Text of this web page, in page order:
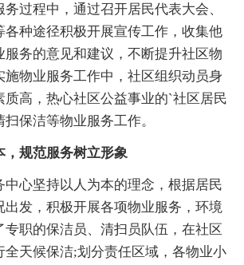
过程中，通过召开居民代表大会、
各种途径积极开展宣传工作，收集他
服务的意见和建议，不断提升社区物
施物业服务工作中，社区组织动员身
质高，热心社区公益事业的`社区居民
保洁等物业服务工作。
规范服务树立形象
心坚持以人为本的理念，根据居民
出发，积极开展各项物业服务，环境
专职的保洁员、清扫员队伍，在社区
全天候保洁;划分责任区域，各物业小